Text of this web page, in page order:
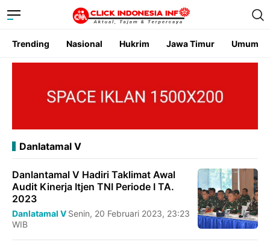
Trending Nasional Hukrim Jawa Timur Umum
Danlatamal V
Danlantamal V Hadiri Taklimat Awal
Audit Kinerja Itjen TNI Periode I TA.
2023
Danlatamal V Senin, 20 Februari 2023, 23:23
WIB